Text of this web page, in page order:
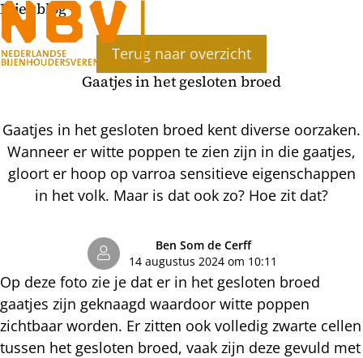
Bijenblog
Terug naar overzicht
Gaatjes in het gesloten broed
Gaatjes in het gesloten broed kent diverse oorzaken.
Wanneer er witte poppen te zien zijn in die gaatjes,
gloort er hoop op varroa sensitieve eigenschappen
in het volk. Maar is dat ook zo? Hoe zit dat?
Ben Som de Cerff
14 augustus 2024 om 10:11
Op deze foto zie je dat er in het gesloten broed
gaatjes zijn geknaagd waardoor witte poppen
zichtbaar worden. Er zitten ook volledig zwarte cellen
tussen het gesloten broed, vaak zijn deze gevuld met